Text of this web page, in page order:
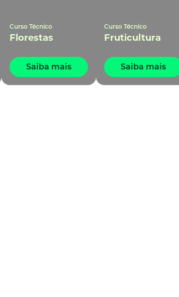
Curso Técnico
Florestas
Saiba mais
Curso Técnico
Fruticultura
Saiba mais